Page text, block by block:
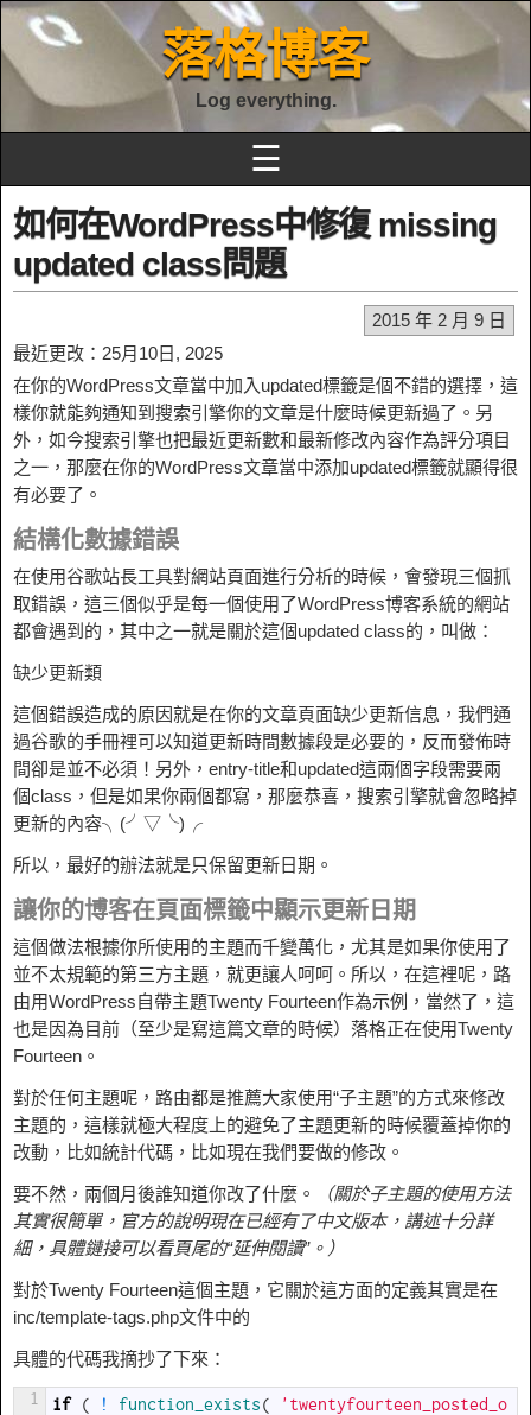
落格博客
Log everything.
☰
如何在WordPress中修復 missing
updated class問題
2015 年 2 月 9 日
最近更改：25月10日, 2025
在你的WordPress文章當中加入updated標籤是個不錯的選擇，這
樣你就能夠通知到搜索引擎你的文章是什麼時候更新過了。另
外，如今搜索引擎也把最近更新數和最新修改內容作為評分項目
之一，那麼在你的WordPress文章當中添加updated標籤就顯得很
有必要了。
結構化數據錯誤
在使用谷歌站長工具對網站頁面進行分析的時候，會發現三個抓
取錯誤，這三個似乎是每一個使用了WordPress博客系統的網站
都會遇到的，其中之一就是關於這個updated class的，叫做：
缺少更新類
這個錯誤造成的原因就是在你的文章頁面缺少更新信息，我們通
過谷歌的手冊裡可以知道更新時間數據段是必要的，反而發佈時
間卻是並不必須！另外，entry-title和updated這兩個字段需要兩
個class，但是如果你兩個都寫，那麼恭喜，搜索引擎就會忽略掉
更新的內容╮(╯▽╰)╭
所以，最好的辦法就是只保留更新日期。
讓你的博客在頁面標籤中顯示更新日期
這個做法根據你所使用的主題而千變萬化，尤其是如果你使用了
並不太規範的第三方主題，就更讓人呵呵。所以，在這裡呢，路
由用WordPress自帶主題Twenty Fourteen作為示例，當然了，這
也是因為目前（至少是寫這篇文章的時候）落格正在使用Twenty
Fourteen。
對於任何主題呢，路由都是推薦大家使用“子主題”的方式來修改
主題的，這樣就極大程度上的避免了主題更新的時候覆蓋掉你的
改動，比如統計代碼，比如現在我們要做的修改。
要不然，兩個月後誰知道你改了什麼。
（關於子主題的使用方法
其實很簡單，官方的說明現在已經有了中文版本，講述十分詳
細，具體鏈接可以看頁尾的“延伸閱讀”。）
對於Twenty Fourteen這個主題，它關於這方面的定義其實是在
inc/template-tags.php文件中的
具體的代碼我摘抄了下來：
1 if ( ! function_exists(
'twentyfourteen_posted_o